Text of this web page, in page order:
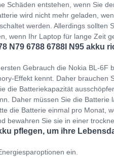
Schäden entstehen, wenn Sie
wird nicht mehr geladen,
werden. Allerdings
wenn Ihr Laptop für lange Zeit
N79 6788 6788I N95 akku
Gebrauch die Nokia BL-
Effekt kennt. Daher brauchen
die Batteriekapazität
Daher müssen Sie die
die Batterie einmal pro Monat,
bewahren Sie sie in einer
pflegen, um ihre
ein.